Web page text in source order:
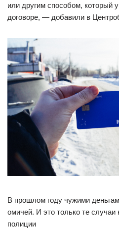
или другим способом, который
договоре, — добавили в
В прошлом году чужими
омичей. И это только те случаи
полиции